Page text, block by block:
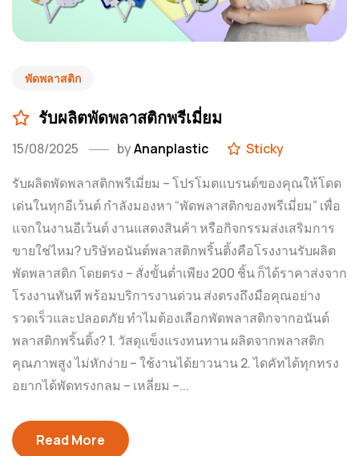
พัดพลาสติก
รับผลิตพัดพลาสติกพรีเมี่ยม
15/08/2025 byAnanplastic
Sticky
รับผลิตพัดพลาสติกพรีเมี่ยม – โปรโมตแบรนด์ของคุณให้โดด
เด่นในทุกอีเว้นต์ กำลังมองหา “พัดพลาสติกของพรีเมี่ยม” เพื่อ
แจกในงานอีเว้นต์ งานแสดงสินค้า หรือกิจกรรมส่งเสริมการ
ขายใช่ไหม? บริษัทอนันต์พลาสติกพริ้นติ้งคือโรงงานรับผลิต
พัดพลาสติก โดยตรง – สั่งขั้นต่ำเพียง 200 ชิ้น ก็ได้ราคาส่งจาก
โรงงานทันที พร้อมบริการงานด่วน ส่งตรงถึงมือคุณอย่าง
รวดเร็วและปลอดภัย ทำไมต้องเลือกพัดพลาสติกจากอนันต์
พลาสติกพริ้นติ้ง? 1. วัสดุแข็งแรงทนทาน ผลิตจากพลาสติก
คุณภาพสูง ไม่หักง่าย – ใช้งานได้ยาวนาน 2. ไดคัทได้ทุกทรง
อยากได้พัดทรงกลม – เหลี่ยม –...
Read More